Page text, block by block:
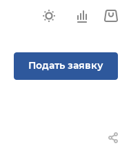
Подать заявку